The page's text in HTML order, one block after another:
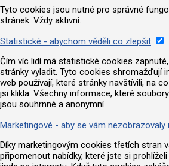
Tyto cookies jsou nutné pro správné
stránek. Vždy aktivní.
Statistické - abychom věděli co zlepšit
Čím víc lidí má statistické cookies
stránky vyladit. Tyto cookies shromažďují
web používají, které stránky navštívili, na
jsi klikla. Všechny informace, které
jsou souhrnné a anonymní.
Marketingové - aby se vám nezobrazovaly
Díky marketingovým cookies třetích stran
připomenout nabídky, které jste si